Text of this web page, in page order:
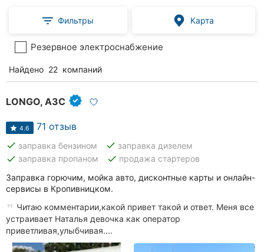
Фильтры Карта
Резервное электроснабжение
Найдено 22 компаний
LONGO, АЗС
4.6 71 отзыв
done заправка бензином done заправка дизелем
done заправка пропаном done продажа стартеров
Заправка горючим, мойка авто, дисконтные карты и онлайн-
сервисы в Кропивницком.
Читаю комментарии,какой привет такой и ответ. Меня все
устраивает Наталья девочка как оператор
приветливая,улыбчивая....